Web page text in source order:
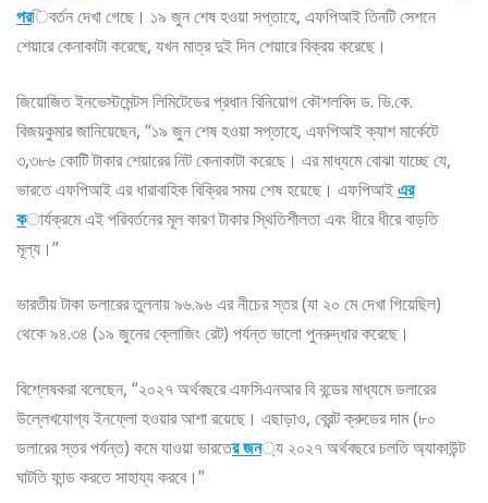
পরিবর্তন দেখা গেছে। ১৯ জুন শেষ হওয়া সপ্তাহে, এফপিআই তিনটি সেশনে
শেয়ারে কেনাকাটা করেছে, যখন মাত্র দুই দিন শেয়ারে বিক্রয় করেছে।
জিয়োজিত ইনভেস্টমেন্টস লিমিটেডের প্রধান বিনিয়োগ কৌশলবিদ ড. ভি.কে.
বিজয়কুমার জানিয়েছেন, “১৯ জুন শেষ হওয়া সপ্তাহে, এফপিআই ক্যাশ মার্কেটে
৩,৩৮৬ কোটি টাকার শেয়ারের নিট কেনাকাটা করেছে। এর মাধ্যমে বোঝা যাচ্ছে যে,
ভারতে এফপিআই এর ধারাবাহিক বিক্রির সময় শেষ হয়েছে। এফপিআইএর
কার্যক্রমে এই পরিবর্তনের মূল কারণ টাকার স্থিতিশীলতা এবং ধীরে ধীরে বাড়তি
মূল্য।”
ভারতীয় টাকা ডলারের তুলনায় ৯৬.৯৬ এর নীচের স্তর (যা ২০ মে দেখা গিয়েছিল)
থেকে ৯৪.৩৪ (১৯ জুনের ক্লোজিং রেট) পর্যন্ত ভালো পুনরুদ্ধার করেছে।
বিশ্লেষকরা বলেছেন, “২০২৭ অর্থবছরে এফসিএনআর বি বন্ডের মাধ্যমে ডলারের
উল্লেখযোগ্য ইনফ্লো হওয়ার আশা রয়েছে। এছাড়াও, ব্রেন্ট ক্রুডের দাম (৮০
ডলারের স্তর পর্যন্ত) কমে যাওয়া ভারতের জন্য ২০২৭ অর্থবছরে চলতি অ্যাকাউন্ট
ঘাটতি ফান্ড করতে সাহায্য করবে।”